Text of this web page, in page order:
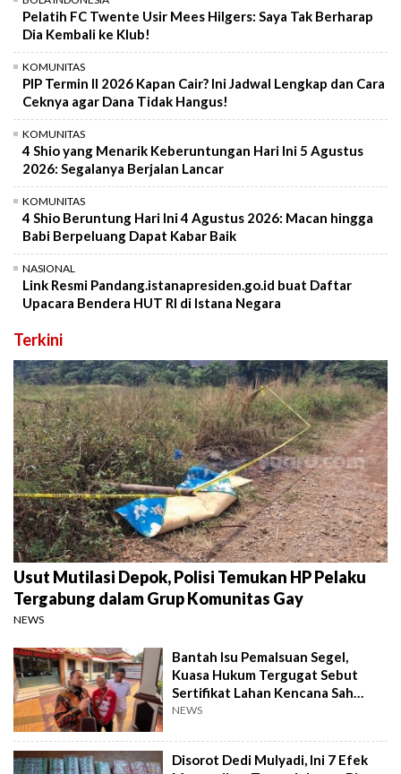
Pelatih FC Twente Usir Mees Hilgers: Saya Tak Berharap
Dia Kembali ke Klub!
KOMUNITAS
PIP Termin II 2026 Kapan Cair? Ini Jadwal Lengkap dan Cara
Ceknya agar Dana Tidak Hangus!
KOMUNITAS
4 Shio yang Menarik Keberuntungan Hari Ini 5 Agustus
2026: Segalanya Berjalan Lancar
KOMUNITAS
4 Shio Beruntung Hari Ini 4 Agustus 2026: Macan hingga
Babi Berpeluang Dapat Kabar Baik
NASIONAL
Link Resmi Pandang.istanapresiden.go.id buat Daftar
Upacara Bendera HUT RI di Istana Negara
Terkini
Usut Mutilasi Depok, Polisi Temukan HP Pelaku
Tergabung dalam Grup Komunitas Gay
NEWS
Bantah Isu Pemalsuan Segel,
Kuasa Hukum Tergugat Sebut
Sertifikat Lahan Kencana Sah
Lewat PTSL
NEWS
Disorot Dedi Mulyadi, Ini 7 Efek